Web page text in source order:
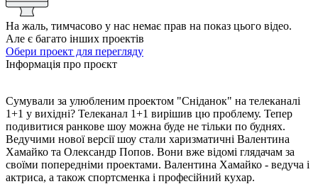
На жаль, тимчасово у нас немає прав на показ цього відео.
Але є багато інших проектів
Обери проект для перегляду
Інформація про проєкт
Сумували за улюбленим проектом "Сніданок" на телеканалі
1+1 у вихідні? Телеканал 1+1 вирішив цю проблему. Тепер
подивитися ранкове шоу можна буде не тільки по буднях.
Ведучими нової версії шоу стали харизматичні Валентина
Хамайко та Олександр Попов. Вони вже відомі глядачам за
своїми попередніми проектами. Валентина Хамайко - ведуча і
актриса, а також спортсменка і професійний кухар.